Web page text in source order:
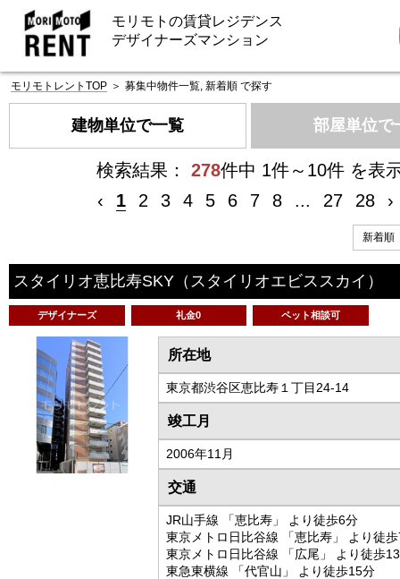
モリモトの賃貸レジデンス
デザイナーズマンション
モリモトレントTOP ＞ 募集中物件一覧, 新着順 で探す
建物単位で一覧 部屋単位で
検索結果： 278件中 1件～10件 を表
‹
1 2 3 4 5 6 7 8 ... 27 28 ›
スタイリオ恵比寿SKY （スタイリオエビススカイ）
デザイナーズ 礼金0 ペット相談可
所在地
東京都渋谷区恵比寿１丁目24-14
竣工月
2006年11月
交通
JR山手線 「恵比寿」 より徒歩6分
東京メトロ日比谷線 「恵比寿」 より徒
東京メトロ日比谷線 「広尾」 より徒歩
東急東横線 「代官山」 より徒歩15分